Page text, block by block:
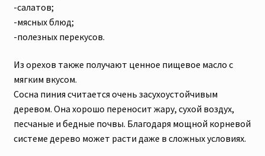
-салатов;
-мясных блюд;
-полезных перекусов.
Из орехов также получают ценное пищевое масло с
мягким вкусом.
Сосна пиния считается очень засухоустойчивым
деревом. Она хорошо переносит жару, сухой воздух,
песчаные и бедные почвы. Благодаря мощной корневой
системе дерево может расти даже в сложных условиях.